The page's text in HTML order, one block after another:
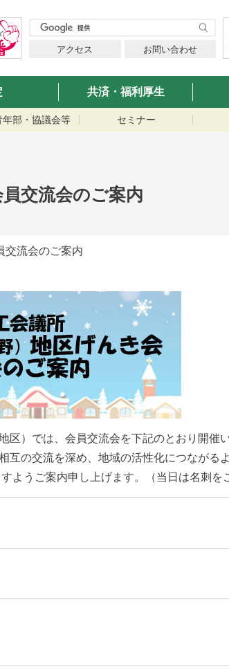
アクセス お問い合わせ
共済・福利厚生
部・協議会等 セミナー
交流会のご案内
流会のご案内
）では、会員交流会を下記のとおり開催い
の交流を深め、地域の活性化につながる
ようご案内申し上げます。（当日は名刺を